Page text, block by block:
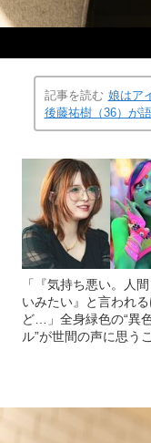
記事を読む 娘はア
後藤祐樹（36）が
「『気持ち悪い。人
いみたい』と言われる
ど…」全身緑色の“異
ル”が世間の声に思う